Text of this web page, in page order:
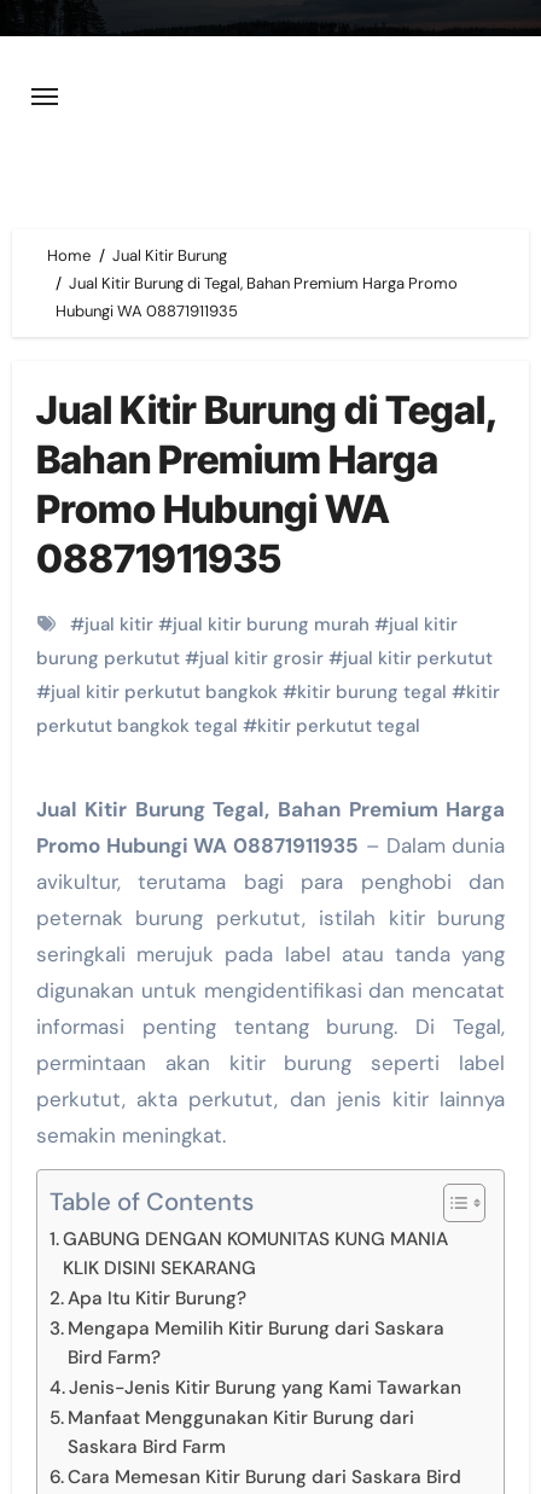
content
Home
Jual Kitir Burung
Jual Kitir Burung di Tegal, Bahan Premium Harga Promo
Hubungi WA 08871911935
Jual Kitir Burung di Tegal,
Bahan Premium Harga
Promo Hubungi WA
08871911935
#jual kitir#jual kitir burung murah #jual kitir
burung perkutut#jual kitir grosir#jual kitir perkutut
#jual kitir perkutut bangkok#kitir burung tegal #kitir
perkutut bangkok tegal #kitir perkutut tegal
Jual Kitir Burung Tegal, Bahan Premium Harga
Promo Hubungi WA 08871911935 – Dalam dunia
avikultur, terutama bagi para penghobi dan
peternak burung perkutut, istilah kitir burung
seringkali merujuk pada label atau tanda yang
digunakan untuk mengidentifikasi dan mencatat
informasi penting tentang burung. Di Tegal,
permintaan akan kitir burung seperti label
perkutut, akta perkutut, dan jenis kitir lainnya
semakin meningkat.
Table of Contents
GABUNG DENGAN KOMUNITAS KUNG MANIA
KLIK DISINI SEKARANG
Apa Itu Kitir Burung?
Mengapa Memilih Kitir Burung dari Saskara
Bird Farm?
Jenis-Jenis Kitir Burung yang Kami Tawarkan
Manfaat Menggunakan Kitir Burung dari
Saskara Bird Farm
Cara Memesan Kitir Burung dari Saskara Bird